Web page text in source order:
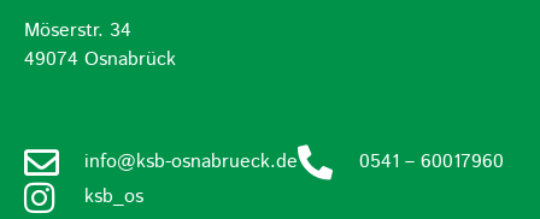
Möserstr. 34
49074 Osnabrück
info@ksb-osnabrueck.de
0541 – 60017960
ksb_os